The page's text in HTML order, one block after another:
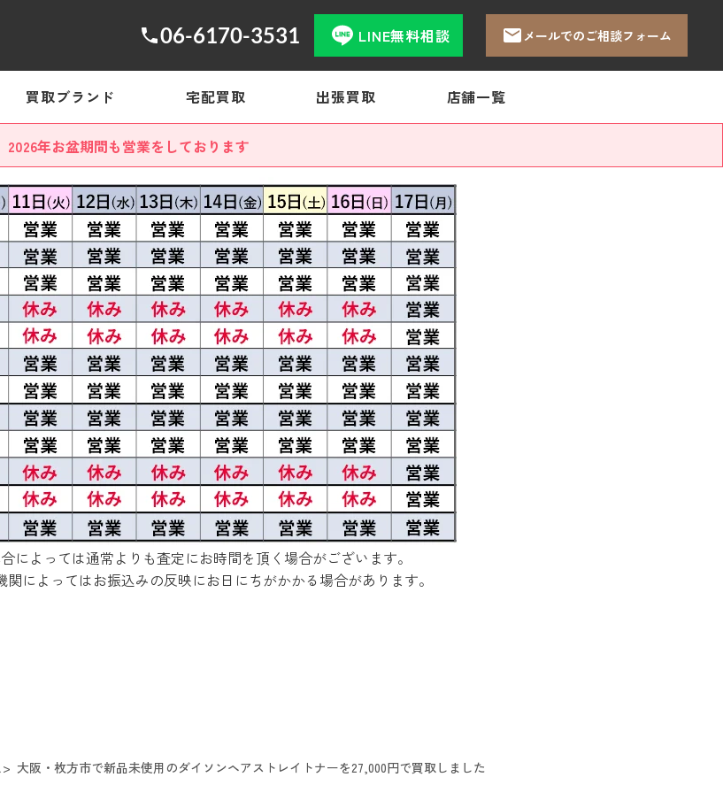
06-6170-3531 LINE無料相談 メールでのご相談フォーム
買取ブランド 宅配買取 出張買取 店舗一覧
2026年お盆期間も営業をしております
によっては通常よりも査定にお時間を頂く場合がございます。
によってはお振込みの反映にお日にちがかかる場合があります。
大阪・枚方市で新品未使用のダイソンヘアストレイトナーを27,000円で買取しました